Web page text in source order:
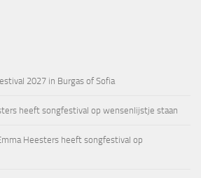
2027 in Burgas of Sofia
heeft songfestival op wensenlijstje staan
Heesters heeft songfestival op